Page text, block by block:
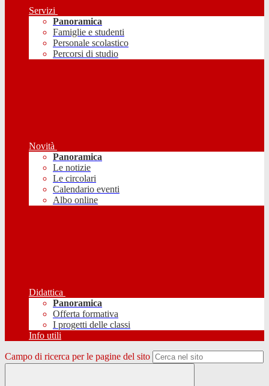
Servizi
Panoramica
Famiglie e studenti
Personale scolastico
Percorsi di studio
Novità
Panoramica
Le notizie
Le circolari
Calendario eventi
Albo online
Didattica
Panoramica
Offerta formativa
I progetti delle classi
Info utili
Campo di ricerca per le pagine del sito